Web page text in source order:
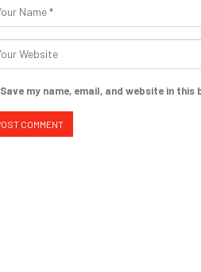
Save my name, email, and website in